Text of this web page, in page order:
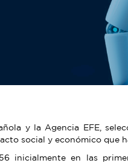
y la Agencia EFE,
social y económico que
inicialmente en las